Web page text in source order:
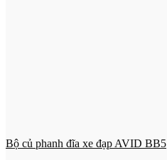
Bộ củ phanh đĩa xe đạp AVID BB5